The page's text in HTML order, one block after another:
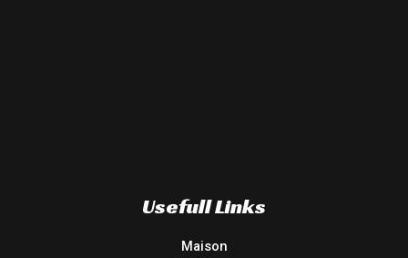
Usefull Links
Maison